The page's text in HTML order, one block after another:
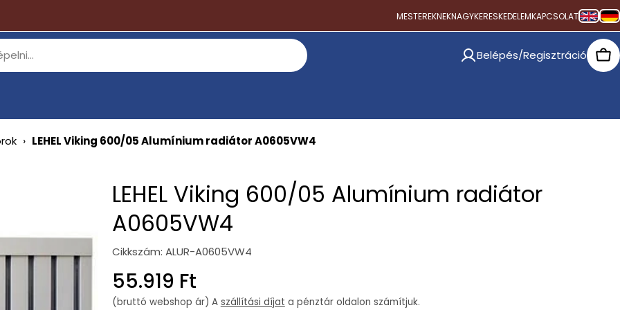
MESTEREKNEKNAGYKERESKEDELEMKAPCSOLAT
Belépés/Regisztráció
› LEHEL Viking 600/05 Alumínium radiátor A0605VW4
LEHEL Viking 600/05 Alumínium radiátor
A0605VW4
Cikkszám: ALUR-A0605VW4
Regular
55.919 Ft
(bruttó webshop ár) A szállítási díjat a pénztár oldalon számítjuk.